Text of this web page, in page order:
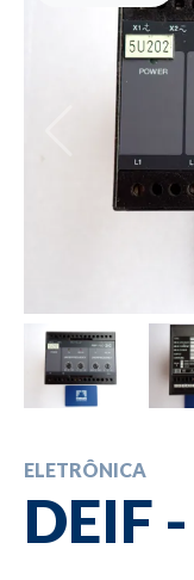
ELETRÔNICA
DEIF